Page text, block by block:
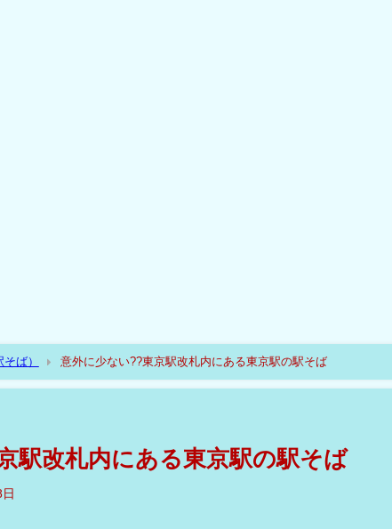
ば） 意外に少ない??東京駅改札内にある東京駅の駅そば
駅改札内にある東京駅の駅そば